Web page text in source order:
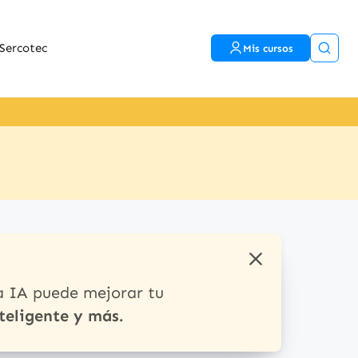
Mis cursos
IA puede mejorar tu
y más.